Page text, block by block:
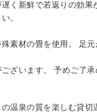
く新鮮で若返りの効
。
素材の畳を使用。 足
ざいます。 予めご了承
温泉の質を楽しむ貸